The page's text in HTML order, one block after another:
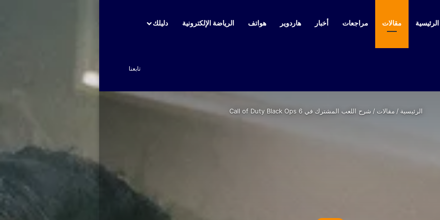
مقالات مراجعات أخبار هاردوير هواتف الرياضة الإلكترونية دليلك
تابعنا
الرئيسية / مقالات / شرح اللعب المشترك في Call of Duty Black Ops 6